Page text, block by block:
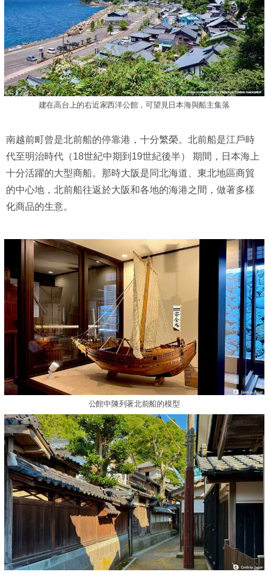
建在高台上的右近家西洋公館，可望見日本海與船主集落
南越前町曾是北前船的停靠港，十分繁榮。北前船是江戶時
代至明治時代（18世紀中期到19世紀後半） 期間，日本海上
十分活躍的大型商船。那時大阪是同北海道、東北地區商貿
的中心地，北前船往返於大阪和各地的海港之間，做著多樣
化商品的生意。
公館中陳列著北前船的模型